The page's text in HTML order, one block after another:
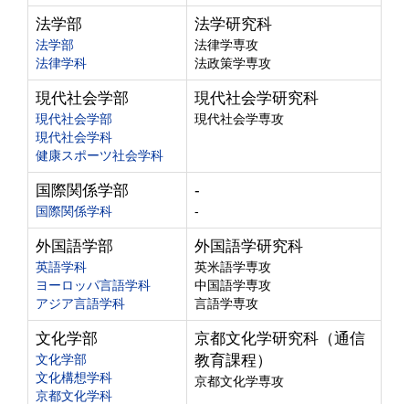
法学部
法学部
法律学科
法学研究科
法律学専攻
法政策学専攻
現代社会学部
現代社会学部
現代社会学科
健康スポーツ社会学科
現代社会学研究科
現代社会学専攻
国際関係学部
国際関係学科
-
-
外国語学部
英語学科
ヨーロッパ言語学科
アジア言語学科
外国語学研究科
英米語学専攻
中国語学専攻
言語学専攻
文化学部
文化学部
文化構想学科
京都文化学科
京都文化学研究科（通信
教育課程）
京都文化学専攻